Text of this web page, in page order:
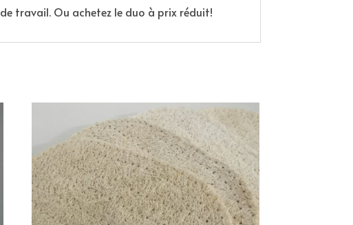
travail. Ou achetez le duo à prix réduit!